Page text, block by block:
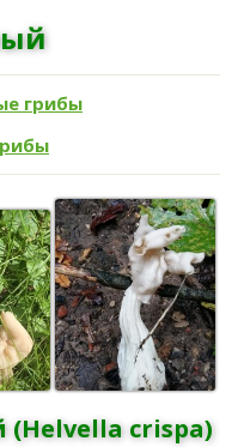
грибы
(Helvella crispa)